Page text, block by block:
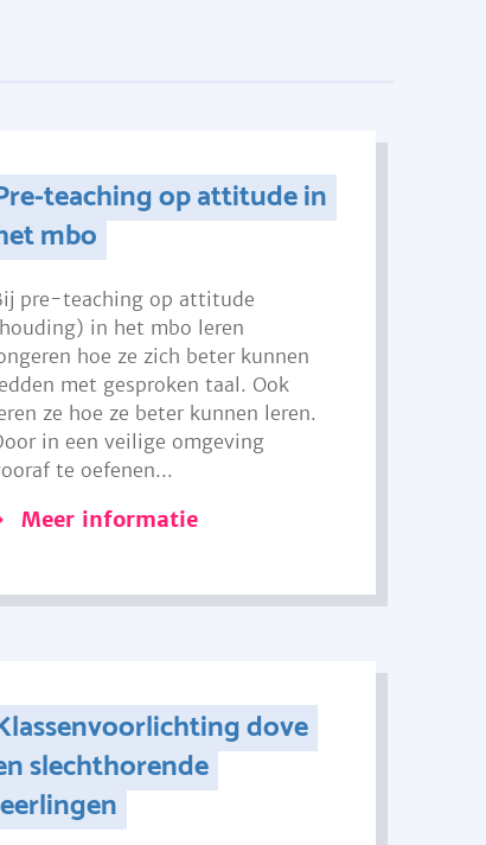
teaching op attitude in
mbo
pre-teaching op attitude
in het mbo leren
hoe ze zich beter kunnen
met gesproken taal. Ook
ze hoe ze beter kunnen leren.
in een veilige omgeving
te oefenen...
Meer informatie
dove
slechthorende